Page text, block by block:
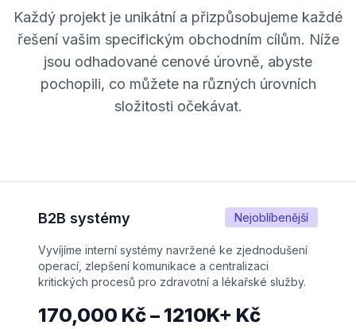
Každý projekt je unikátní a přizpůsobujeme každé
řešení vašim specifickým obchodním cílům. Níže
jsou odhadované cenové úrovně, abyste
pochopili, co můžete na různých úrovních
složitosti očekávat.
Nejoblíbenější
B2B systémy
Vyvíjíme interní systémy navržené ke zjednodušení
operací, zlepšení komunikace a centralizaci
kritických procesů pro zdravotní a lékařské služby.
170,000 Kč – 1210K+ Kč